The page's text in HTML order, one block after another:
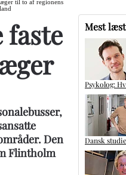
til to af regionens
faste
Den
Flintholm
Mest
Psykolog:
Dansk